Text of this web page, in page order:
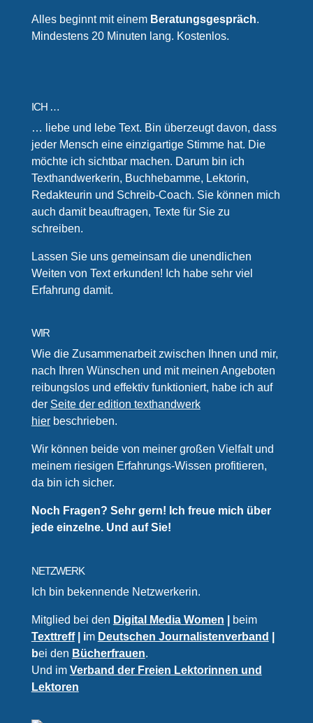
Alles beginnt mit einem Beratungsgespräch.
Mindestens 20 Minuten lang. Kostenlos.
ICH …
… liebe und lebe Text. Bin überzeugt davon, dass
jeder Mensch eine einzigartige Stimme hat. Die
möchte ich sichtbar machen. Darum bin ich
Texthandwerkerin, Buchhebamme, Lektorin,
Redakteurin und Schreib-Coach. Sie können mich
auch damit beauftragen, Texte für Sie zu
schreiben.
Lassen Sie uns gemeinsam die unendlichen
Weiten von Text erkunden! Ich habe sehr viel
Erfahrung damit.
WIR
Wie die Zusammenarbeit zwischen Ihnen und mir,
nach Ihren Wünschen und mit meinen Angeboten
reibungslos und effektiv funktioniert, habe ich auf
der Seite der edition texthandwerk
hierbeschrieben.
Wir können beide von meiner großen Vielfalt und
meinem riesigen Erfahrungs-Wissen profitieren,
da bin ich sicher.
Noch Fragen? Sehr gern! Ich freue mich über
jede einzelne. Und auf Sie!
NETZWERK
Ich bin bekennende Netzwerkerin.
Mitglied bei den Digital Media Women
beim
Texttreff| im Deutschen Journalistenverband
bei den Bücherfrauen.
Und im Verband der Freien Lektorinnen und
Lektoren